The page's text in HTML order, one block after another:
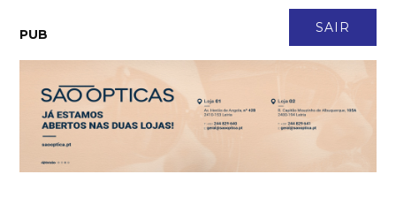
SAIR
PUB
Ondas gigantes e promoção internacional aumentam procura
turística na Nazaré